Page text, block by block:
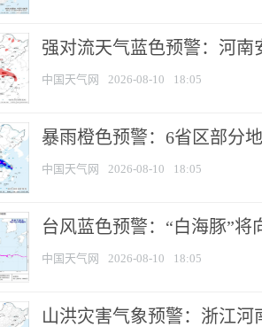
强对流天气蓝色预警：河南
中国天气网 2026-08-10 18:05
暴雨橙色预警：6省区部分
中国天气网 2026-08-10 18:05
台风蓝色预警：“白海豚”
中国天气网 2026-08-10 18:05
山洪灾害气象预警：浙江